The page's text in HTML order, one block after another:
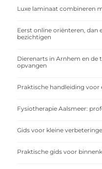
Luxe laminaat combineren
Eerst online oriënteren, dan
bezichtigen
Dierenarts in Arnhem en de
opvangen
Praktische handleiding voor
Fysiotherapie Aalsmeer:
Gids voor kleine
Praktische gids voor